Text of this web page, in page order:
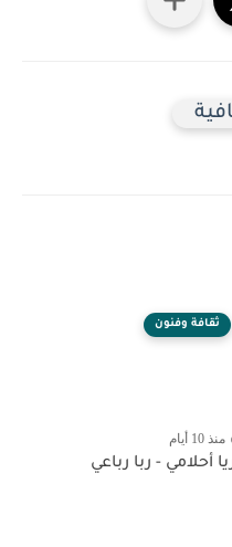
ثقافة وفنون
منذ 10 أيام
أحلامي - ربا رباعي